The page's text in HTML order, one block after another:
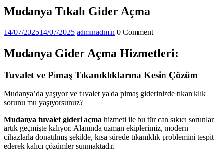
Mudanya Tıkalı Gider Açma
14/07/202514/07/2025 adminadmin 0 Comment
Mudanya Gider Açma Hizmetleri:
Tuvalet ve Pimaş Tıkanıklıklarına Kesin Çözüm
Mudanya’da yaşıyor ve tuvalet ya da pimaş giderinizde tıkanıklık
sorunu mu yaşıyorsunuz?
Mudanya tuvalet gideri açma hizmeti ile bu tür can sıkıcı sorunlar
artık geçmişte kalıyor. Alanında uzman ekiplerimiz, modern
cihazlarla donatılmış şekilde, kısa sürede tıkanıklık problemini tespit
ederek kalıcı çözümler sunmaktadır.